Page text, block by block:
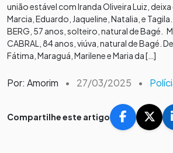
união estável com Iranda Oliveira Luiz,
Marcia, Eduardo, Jaqueline, Natalia, e Tagila.
BERG, 57 anos, solteiro, natural de Bagé.
CABRAL, 84 anos, viúva, natural de Bagé.
Fátima, Maraguá, Marilene e Maria da […]
Por: Amorim • 27/03/2025 •
Compartilhe este artigo